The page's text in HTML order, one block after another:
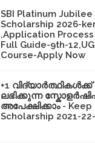
SBI Platinum Jubilee
Scholarship 2026-
,Application
Full Guide-9th-
Course-Apply Now
+1
ലഭിക്കുന്ന
അപേക്ഷിക്കാം - Keep
Scholarship 2021-